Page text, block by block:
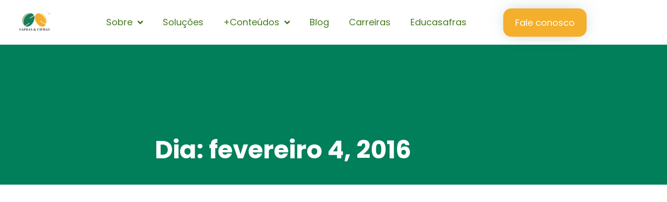
Sobre Soluções +Conteúdos Blog Carreiras Educasafras Fale conosco
Dia: fevereiro 4, 2016